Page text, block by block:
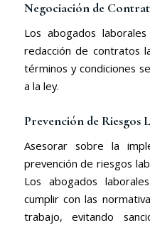
Negociación de
Los abogados
redacción de contratos
términos y condiciones
a la ley.
Prevención de Riesgos
Asesorar sobre la
prevención de riesgos
Los abogados
cumplir con las
trabajo, evitando